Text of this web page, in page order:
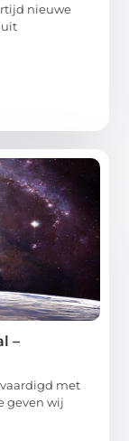
nieuwe
–
met
geven wij